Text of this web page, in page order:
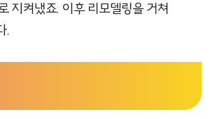
지켜냈죠. 이후 리모델링을 거쳐
.